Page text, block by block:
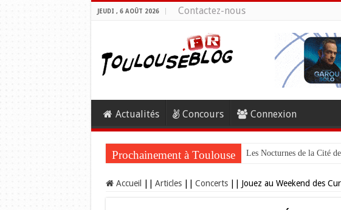
JEUDI , 6 AOÛT 2026 Contactez-nous
Actualités Concours Connexion
Prochainement à Toulouse Les Nocturnes de la Cité
Accueil Articles Concerts Jouez au Weekend des